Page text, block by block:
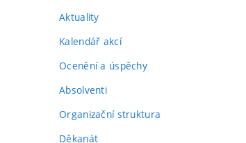
Aktuality
Kalendář akcí
Ocenění a úspěchy
Absolventi
Organizační struktura
Děkanát